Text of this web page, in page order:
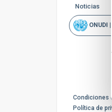
Noticias
ONUDI
Condiciones
Política de